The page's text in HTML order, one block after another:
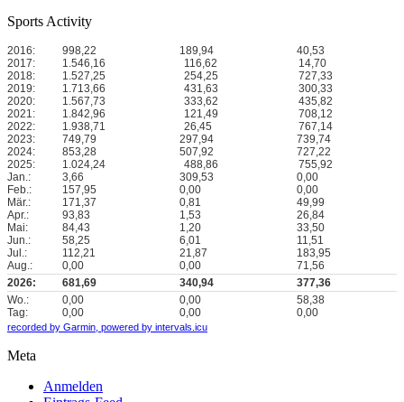
Sports Activity
2016: 998,22 189,94
40,53
2017:
1.546,16 116,62
14,70
2018:
1.527,25 254,25
727,33
2019:
1.713,66 431,63
300,33
2020:
1.567,73 333,62
435,82
2021:
1.842,96 121,49
708,12
2022:
1.938,71 26,45
767,14
2023:
749,79 297,94
739,74
2024:
853,28 507,92
727,22
2025:
1.024,24 488,86
755,92
Jan.:
3,66 309,53
0,00
Feb.:
157,95 0,00
0,00
Mär.:
171,37 0,81
49,99
Apr.:
93,83 1,53
26,84
Mai:
84,43 1,20
33,50
Jun.:
58,25 6,01
11,51
Jul.:
112,21 21,87
183,95
Aug.:
0,00 0,00
71,56
2026:
681,69 340,94
377,36
Wo.:
0,00 0,00
58,38
Tag:
0,00 0,00 0,00
recorded by Garmin, powered by intervals.icu
Meta
Anmelden